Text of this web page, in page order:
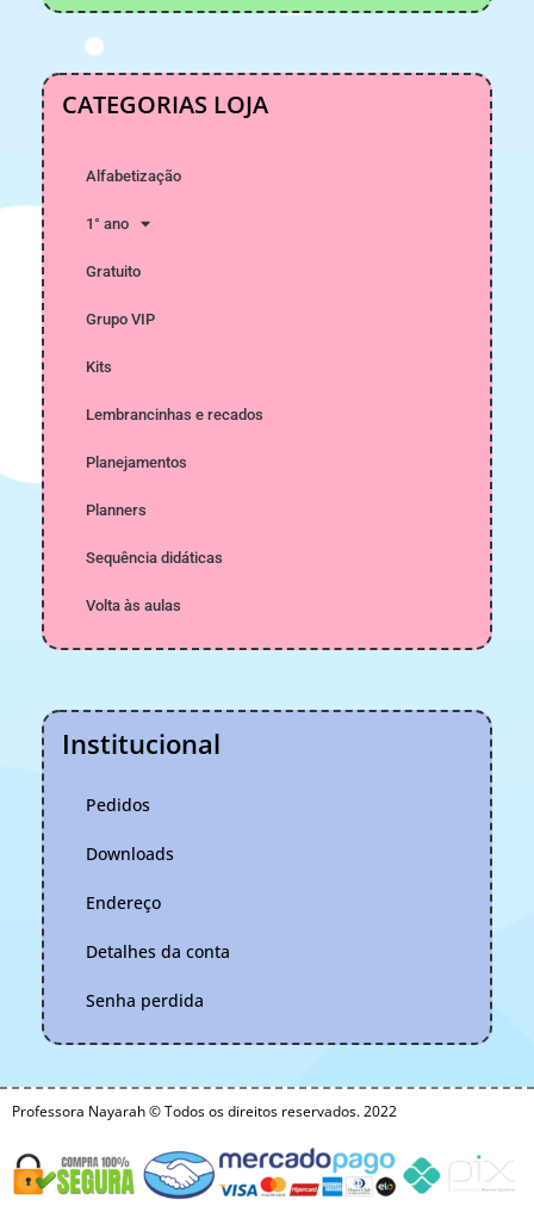
CATEGORIAS LOJA
Alfabetização
1° ano
Gratuito
Grupo VIP
Kits
Lembrancinhas e recados
Planejamentos
Planners
Sequência didáticas
Volta às aulas
Institucional
Pedidos
Downloads
Endereço
Detalhes da conta
Senha perdida
Professora Nayarah © Todos os direitos reservados. 2022